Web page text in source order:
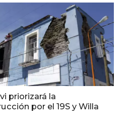
priorizará la
por el 19S y Willa